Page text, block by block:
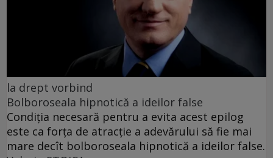
la drept vorbind
Bolboroseala hipnotică a ideilor false
Condiția necesară pentru a evita acest epilog
este ca forța de atracție a adevărului să fie mai
mare decît bolboroseala hipnotică a ideilor false.